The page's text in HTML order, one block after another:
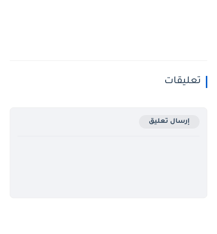
تعليقات
إرسال تعليق